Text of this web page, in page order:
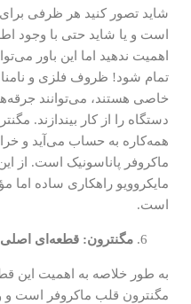
شاید تصور کنید هر ظرفی
است و یا شاید حتی با وجود
اهمیت ندهید اما این باور
تمام شود! ظروف فلزی و
خاصی هستند، می‌توانند
دستگاه را از کار بیندازند.
همه‌کاره به حساب می‌آید و
ماکروفر پاناسونیک است. از
مایکروویو راهکاری ساده اما
است.
مگنترون: قطعه‌ای
به طور خلاصه به اهمیت این
مگنترون قلب ماکروفر است و